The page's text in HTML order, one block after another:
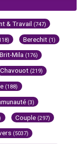
& Travail (747)
Berechit (1)
Brit-Mila (176)
Chavouot (219)
(188)
(3)
Couple (297)
(5037)